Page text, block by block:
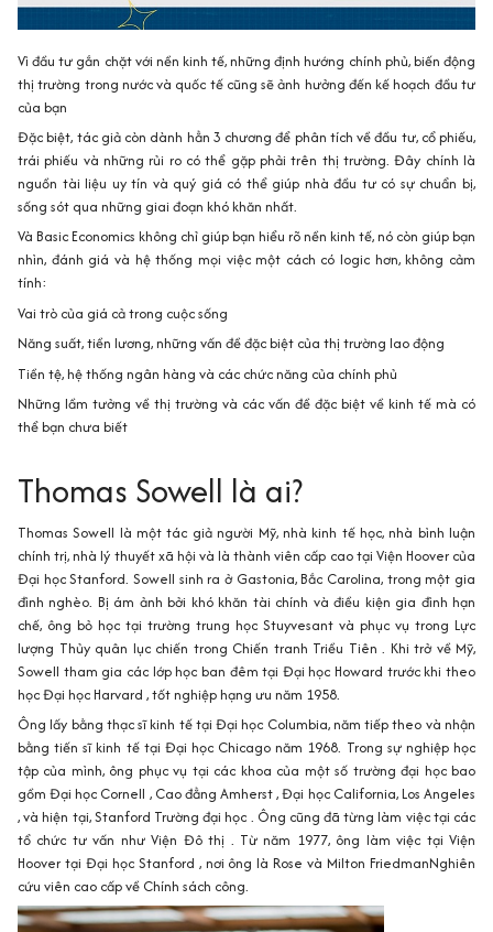
Vì đầu tư gắn chặt với nền kinh tế, những định hướng chính phủ, biến động
thị trường trong nước và quốc tế cũng sẽ ảnh hưởng đến kế hoạch đầu tư
của bạn
Đặc biệt, tác giả còn dành hẳn 3 chương để phân tích về đầu tư, cổ phiếu,
trái phiếu và những rủi ro có thể gặp phải trên thị trường. Đây chính là
nguồn tài liệu uy tín và quý giá có thể giúp nhà đầu tư có sự chuẩn bị,
sống sót qua những giai đoạn khó khăn nhất.
Và Basic Economics không chỉ giúp bạn hiểu rõ nền kinh tế, nó còn giúp bạn
nhìn, đánh giá và hệ thống mọi việc một cách có logic hơn, không cảm
tính:
Vai trò của giá cả trong cuộc sống
Năng suất, tiền lương, những vấn đề đặc biệt của thị trường lao động
Tiền tệ, hệ thống ngân hàng và các chức năng của chính phủ
Những lầm tưởng về thị trường và các vấn đề đặc biệt về kinh tế mà có
thể bạn chưa biết
Thomas Sowell là ai?
Thomas Sowell là một tác giả người Mỹ, nhà kinh tế học, nhà bình luận
chính trị, nhà lý thuyết xã hội và là thành viên cấp cao tại Viện Hoover của
Đại học Stanford. Sowell sinh ra ở Gastonia, Bắc Carolina, trong một gia
đình nghèo. Bị ám ảnh bởi khó khăn tài chính và điều kiện gia đình hạn
chế, ông bỏ học tại trường trung học Stuyvesant và phục vụ trong Lực
lượng Thủy quân lục chiến trong Chiến tranh Triều Tiên . Khi trở về Mỹ,
Sowell tham gia các lớp học ban đêm tại Đại học Howard trước khi theo
học Đại học Harvard , tốt nghiệp hạng ưu năm 1958.
Ông lấy bằng thạc sĩ kinh tế tại Đại học Columbia, năm tiếp theo và nhận
bằng tiến sĩ kinh tế tại Đại học Chicago năm 1968. Trong sự nghiệp học
tập của mình, ông phục vụ tại các khoa của một số trường đại học bao
gồm Đại học Cornell , Cao đẳng Amherst , Đại học California, Los Angeles
, và hiện tại, Stanford Trường đại học . Ông cũng đã từng làm việc tại các
tổ chức tư vấn như Viện Đô thị . Từ năm 1977, ông làm việc tại Viện
Hoover tại Đại học Stanford , nơi ông là Rose và Milton FriedmanNghiên
cứu viên cao cấp về Chính sách công.